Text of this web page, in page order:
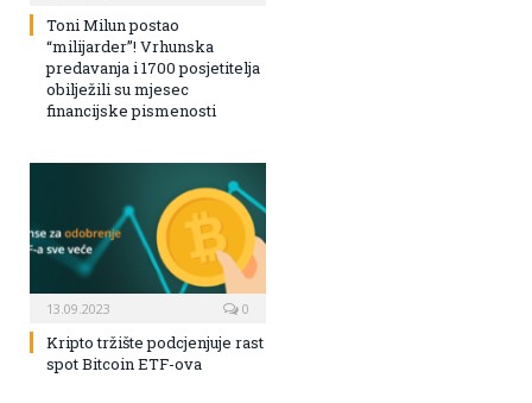
Toni Milun postao
“milijarder”! Vrhunska
predavanja i 1700 posjetitelja
obilježili su mjesec
financijske pismenosti
13.09.2023 0
Kripto tržište podcjenjuje rast
spot Bitcoin ETF-ova